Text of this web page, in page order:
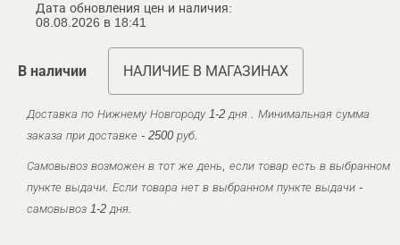
Дата обновления цен и наличия:
08.08.2026 в 18:41
В наличии НАЛИЧИЕ В МАГАЗИНАХ
Доставка по Нижнему Новгороду 1-2 дня . Минимальная сумма
заказа при доставке - 2500 руб.
Самовывоз возможен в тот же день, если товар есть в выбранном
пункте выдачи. Если товара нет в выбранном пункте выдачи -
самовывоз 1-2 дня.